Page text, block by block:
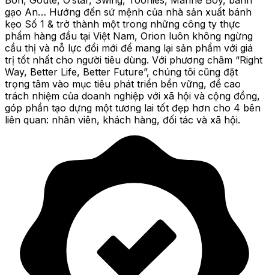
gạo An… Hướng đến sứ mệnh của nhà sản xuất bánh
kẹo Số 1 & trở thành một trong những công ty thực
phẩm hàng đầu tại Việt Nam, Orion luôn không ngừng
cầu thị và nỗ lực đổi mới để mang lại sản phẩm với giá
trị tốt nhất cho người tiêu dùng. Với phương châm “Right
Way, Better Life, Better Future”, chúng tôi cũng đặt
trọng tâm vào mục tiêu phát triển bền vững, đề cao
trách nhiệm của doanh nghiệp với xã hội và cộng đồng,
góp phần tạo dựng một tương lai tốt đẹp hơn cho 4 bên
liên quan: nhân viên, khách hàng, đối tác và xã hội.